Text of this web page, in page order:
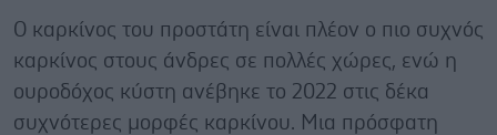
Ο καρκίνος του προστάτη είναι πλέον ο πιο συχνός
καρκίνος στους άνδρες σε πολλές χώρες, ενώ η
ουροδόχος κύστη ανέβηκε το 2022 στις δέκα
συχνότερες μορφές καρκίνου. Μια πρόσφατη